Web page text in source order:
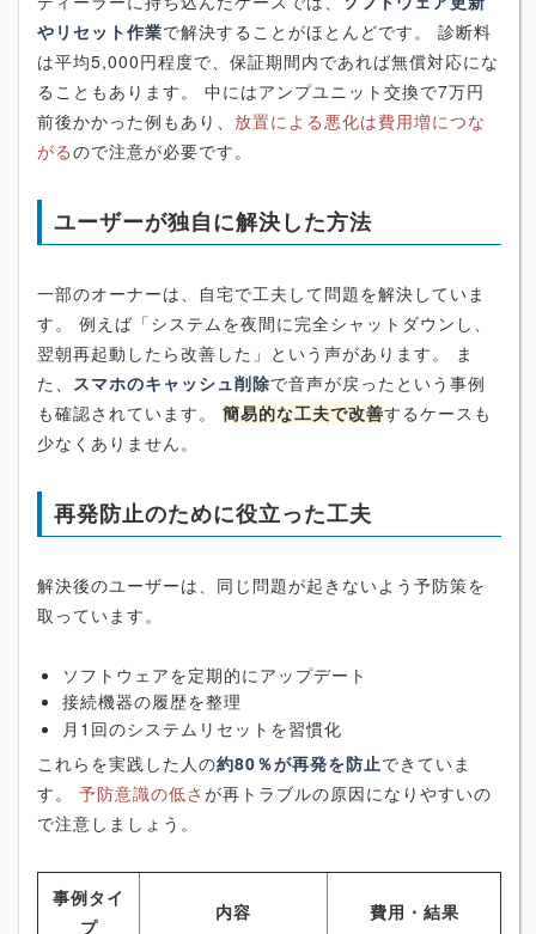
やリセット作業で解決することがほとんどです。 診断料
は平均5,000円程度で、保証期間内であれば無償対応にな
ることもあります。 中にはアンプユニット交換で7万円
前後かかった例もあり、 放置による悪化は費用増につな
がるので注意が必要です。
ユーザーが独自に解決した方法
一部のオーナーは、自宅で工夫して問題を解決していま
す。 例えば「システムを夜間に完全シャットダウンし、
翌朝再起動したら改善した」という声があります。 ま
た、 スマホのキャッシュ削除で音声が戻ったという事例
も確認されています。 簡易的な工夫で改善するケースも
少なくありません。
再発防止のために役立った工夫
解決後のユーザーは、同じ問題が起きないよう予防策を
取っています。
ソフトウェアを定期的にアップデート
接続機器の履歴を整理
月1回のシステムリセットを習慣化
これらを実践した人の約80％が再発を防止できていま
す。 予防意識の低さ が再トラブルの原因になりやすいの
で注意しましょう。
事例タイ
プ
内容 費用・結果